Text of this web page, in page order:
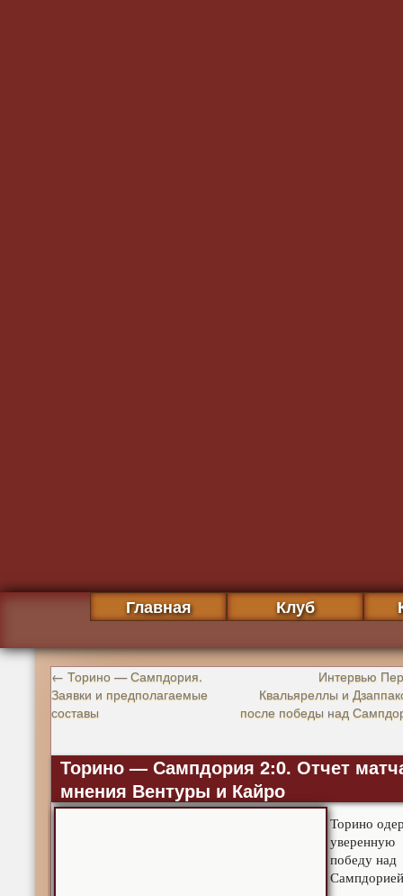
Главная Клуб
← Торино — Сампдория.
Заявки и предполагаемые
составы
Интервью
Квальяреллы и
после победы над
Торино — Сампдория 2:0. Отчет
мнения Вентуры и Кайро
Торино
уверенную
победу над